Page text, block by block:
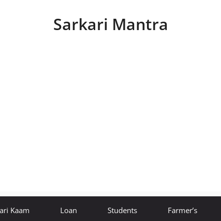
Sarkari Mantra
Kaam Loan Students Farmer’s